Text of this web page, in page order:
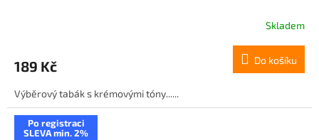
Skladem
189 Kč Do košíku
Výběrový tabák s krémovými tóny......
Po registraci
SLEVA min. 2%